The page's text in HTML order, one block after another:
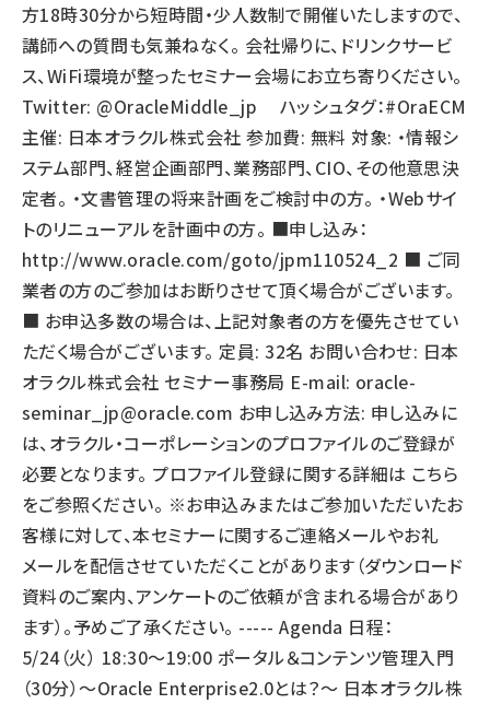
方18時30分から短時間・少人数制で開催いたしますので、
講師への質問も気兼ねなく。 会社帰りに、ドリンクサービ
ス、WiFi環境が整ったセミナー会場にお立ち寄りください。
Twitter: @OracleMiddle_jp ハッシュタグ：#OraECM
主催: 日本オラクル株式会社 参加費: 無料 対象: ・情報シ
ステム部門、経営企画部門、業務部門、CIO、その他意思決
定者。 ・文書管理の将来計画をご検討中の方。 ・Webサイ
トのリニューアルを計画中の方。 ■申し込み：
http://www.oracle.com/goto/jpm110524_2 ■ ご同
業者の方のご参加はお断りさせて頂く場合がございます。
■ お申込多数の場合は、上記対象者の方を優先させてい
ただく場合がございます。 定員: 32名 お問い合わせ: 日本
オラクル株式会社 セミナー事務局 E-mail: oracle-
seminar_jp@oracle.com お申し込み方法: 申し込みに
は、オラクル・コーポレーションのプロファイルのご登録が
必要となります。 プロファイル登録に関する詳細は こちら
をご参照ください。 ※お申込みまたはご参加いただいたお
客様に対して、本セミナーに関するご連絡メールやお礼
メールを配信させていただくことがあります（ダウンロード
資料のご案内、アンケートのご依頼が含まれる場合があり
ます）。予めご了承ください。 ----- Agenda 日程：
5/24（火） 18:30～19:00 ポータル＆コンテンツ管理入門
（30分）～Oracle Enterprise2.0とは？～ 日本オラクル株